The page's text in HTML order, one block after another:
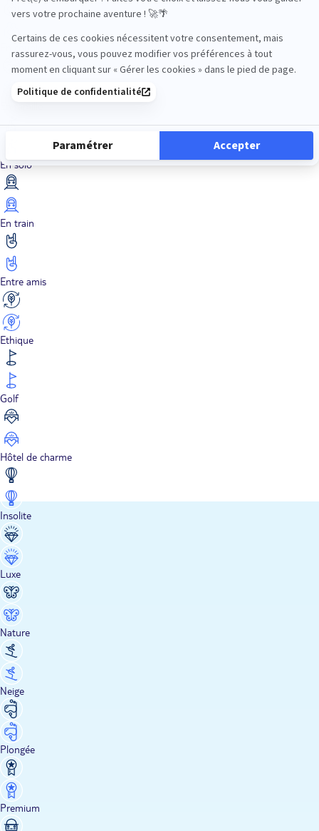
En solo
En train
Entre amis
Ethique
Golf
Hôtel de charme
Insolite
Luxe
Nature
Neige
Plongée
Premium